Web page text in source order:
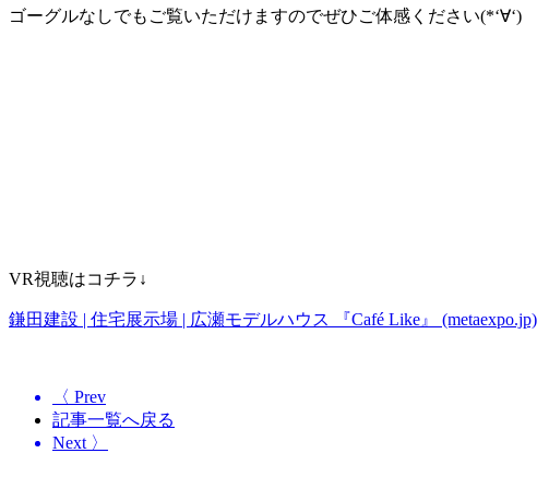
ゴーグルなしでもご覧いただけますのでぜひご体感ください(*‘∀‘)
VR視聴はコチラ↓
鎌田建設 | 住宅展示場 | 広瀬モデルハウス 『Café Like』 (metaexpo.jp)
〈 Prev
記事一覧へ戻る
Next 〉